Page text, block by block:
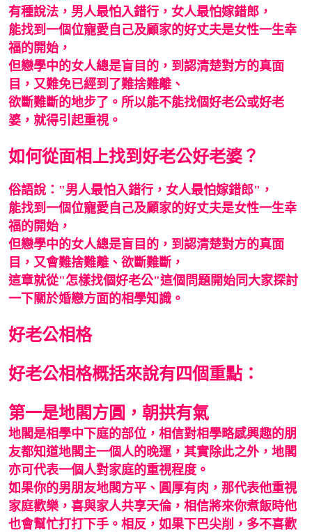
有種說法，男人最怕入錯行，女人最怕嫁錯郎，
能找到一個位寵愛自己及顧家的好丈夫是女性一生幸
福的開始，
但戀學中的女人總是盲目的，到認清楚對方的真面
目，又難免已經到了難捨難離、
欲斷難斷的地步了。所以能不能找個好老公或好老
婆，就得引起重視。
如何從面相上找到好老公好老婆？
俗語說："男人最怕入錯行，女人最怕嫁錯郎"，
能找到一個位寵愛自己及顧家的好丈夫是女性一生幸
福的開始，
但戀學中的女人總是盲目的，到認清楚對方的真面
目，又會難捨難離、 欲斷難斷，
這章就從"怎樣找個好老公"這個問題開始同大家探討
一下關於婚戀方面的相學知識。
好老公相格
好老公相格概括來說有四個重點：
第一是地閣方圓，朝拱有氣
地閣是相學中下庭的部位，相信對相學略感興趣的朋
友都知道地閣主一個人的晚運，其實除此之外，地閣
亦可代表一個人對家庭的重視程度。
如果你的男朋友地閣方平、圓厚有肉，那代表他重視
家庭歡樂，喜與家人共享天倫，相信將來你煮飯時他
也會幫忙打打下手。相反，如果下巴尖削，多不喜歡